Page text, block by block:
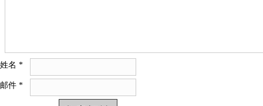
姓名 *
邮件 *